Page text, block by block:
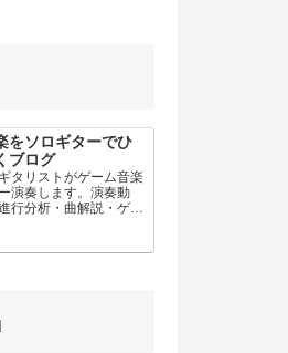
をソロギターでひ
ブログ
タリストがゲーム音楽
演奏します。演奏動
行分析・曲解説・ゲー